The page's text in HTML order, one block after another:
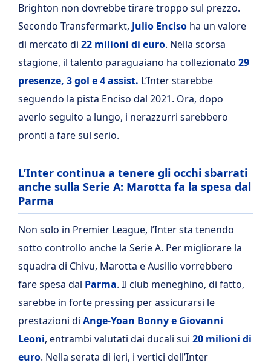
Brighton non dovrebbe tirare troppo sul prezzo.
Secondo Transfermarkt, Julio Enciso ha un valore
di mercato di 22 milioni di euro. Nella scorsa
stagione, il talento paraguaiano ha collezionato 29
presenze, 3 gol e 4 assist. L’Inter starebbe
seguendo la pista Enciso dal 2021. Ora, dopo
averlo seguito a lungo, i nerazzurri sarebbero
pronti a fare sul serio.
L’Inter continua a tenere gli occhi sbarrati
anche sulla Serie A: Marotta fa la spesa dal
Parma
Non solo in Premier League, l’Inter sta tenendo
sotto controllo anche la Serie A. Per migliorare la
squadra di Chivu, Marotta e Ausilio vorrebbero
fare spesa dal Parma. Il club meneghino, di fatto,
sarebbe in forte pressing per assicurarsi le
prestazioni di Ange-Yoan Bonny e Giovanni
Leoni, entrambi valutati dai ducali sui 20 milioni di
euro. Nella serata di ieri, i vertici dell’Inter